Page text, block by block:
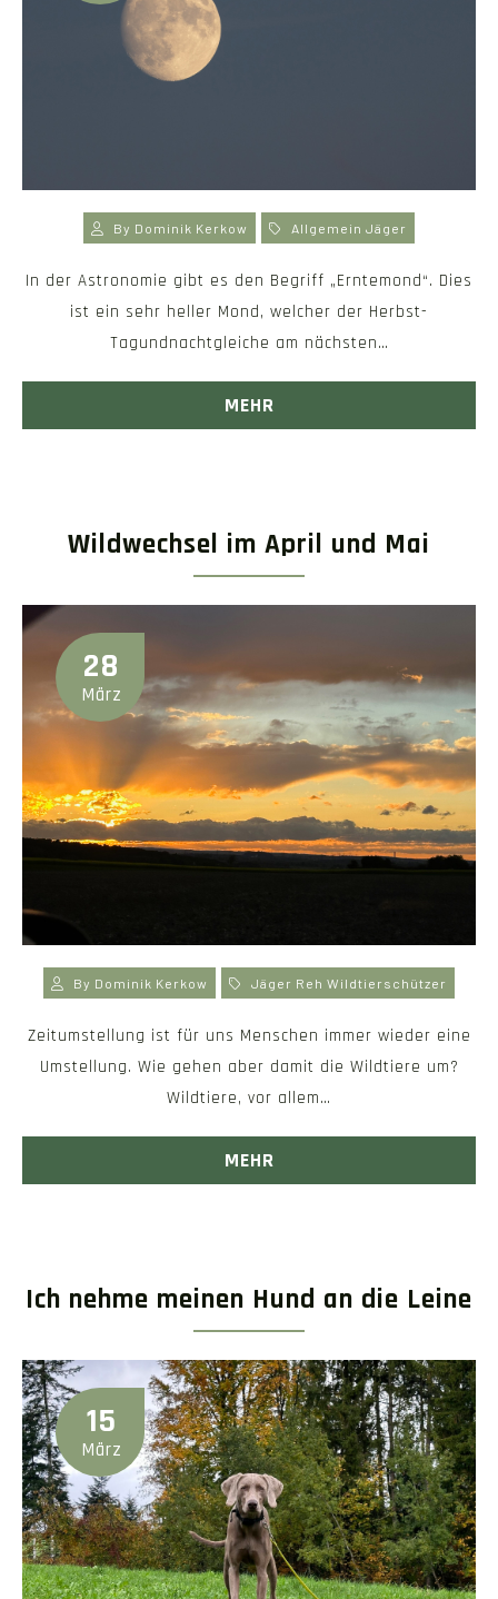
By Dominik Kerkow Allgemein Jäger
In der Astronomie gibt es den Begriff „Erntemond“. Dies
ist ein sehr heller Mond, welcher der Herbst-
Tagundnachtgleiche am nächsten…
MEHR
Wildwechsel im April und Mai
28
März
By Dominik Kerkow Jäger Reh Wildtierschützer
Zeitumstellung ist für uns Menschen immer wieder eine
Umstellung. Wie gehen aber damit die Wildtiere um?
Wildtiere, vor allem…
MEHR
Ich nehme meinen Hund an die Leine
15
März